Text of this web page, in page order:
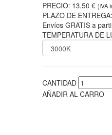
PRECIO: 13,50 € (IVA
PLAZO DE ENTREGA:
Envíos GRATIS a
TEMPERATURA DE
CANTIDAD
AÑADIR AL CARRO